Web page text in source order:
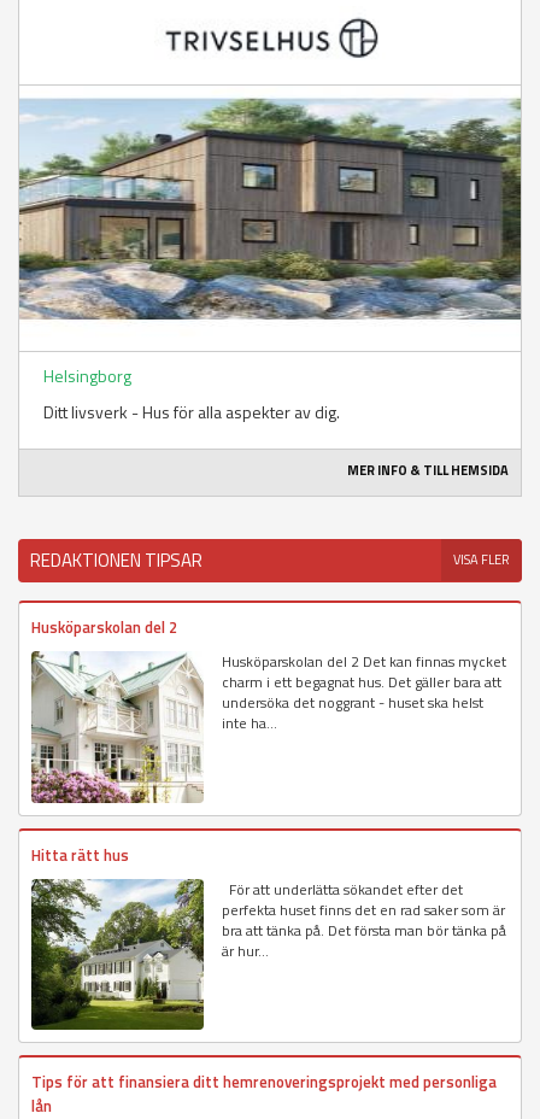
Helsingborg
Ditt livsverk - Hus för alla aspekter av dig.
MER INFO & TILL HEMSIDA
REDAKTIONEN TIPSAR VISA FLER
Husköparskolan del 2
Husköparskolan del 2 Det kan finnas mycket
charm i ett begagnat hus. Det gäller bara att
undersöka det noggrant - huset ska helst
inte ha...
Hitta rätt hus
För att underlätta sökandet efter det
perfekta huset finns det en rad saker som är
bra att tänka på. Det första man bör tänka på
är hur...
Tips för att finansiera ditt hemrenoveringsprojekt med personliga
lån